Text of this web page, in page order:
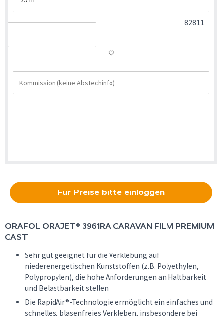
82811
Für Preise bitte einloggen
ORAFOL ORAJET® 3961RA CARAVAN FILM PREMIUM
CAST
Sehr gut geeignet für die Verklebung auf
niederenergetischen Kunststoffen (z.B. Polyethylen,
Polypropylen), die hohe Anforderungen an Haltbarkeit
und Belastbarkeit stellen
Die RapidAir®-Technologie ermöglicht ein einfaches und
schnelles, blasenfreies Verkleben, insbesondere bei